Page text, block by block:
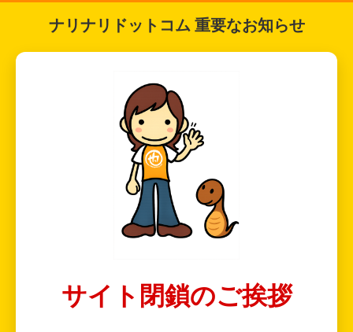
ナリナリドットコム 重要なお知らせ
サイト閉鎖のご挨拶